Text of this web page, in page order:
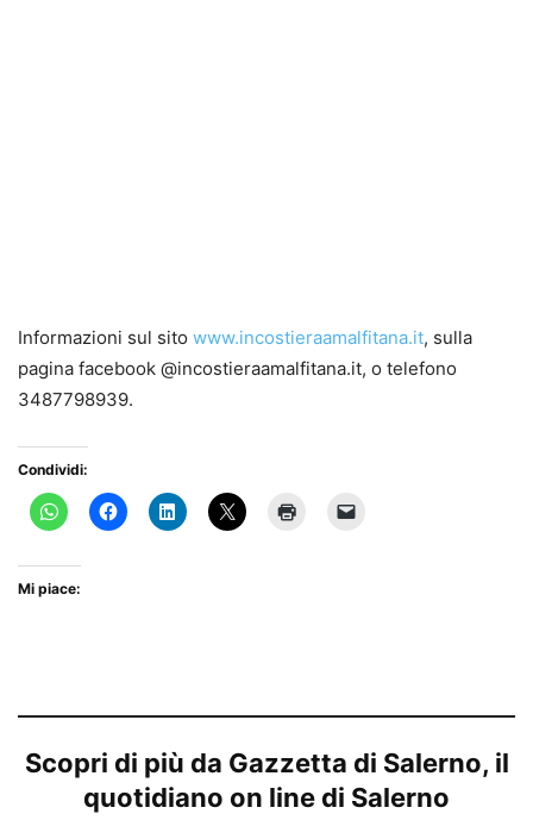
Informazioni sul sito www.incostieraamalfitana.it, sulla
pagina facebook @incostieraamalfitana.it, o telefono
3487798939.
Condividi:
Mi piace:
Scopri di più da Gazzetta di Salerno, il
quotidiano on line di Salerno